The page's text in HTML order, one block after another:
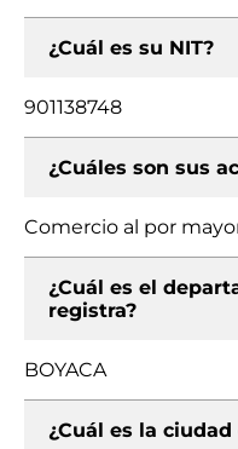
¿Cuál es su NIT?
901138748
¿Cuáles son sus
Comercio al por
¿Cuál es el
registra?
BOYACA
¿Cuál es la